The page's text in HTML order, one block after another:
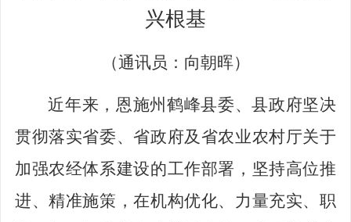
兴根基
（通讯员：向朝晖）
近年来，恩施州鹤峰县委、县政府坚决
贯彻落实省委、省政府及省农业农村厅关于
加强农经体系建设的工作部署，坚持高位推
进、精准施策，在机构优化、力量充实、职